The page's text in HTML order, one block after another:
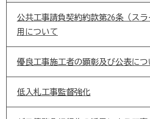
公共工事請負契約約款第26条（ス
用について
優良工事施工者の顕彰及び公表につ
低入札工事監督強化